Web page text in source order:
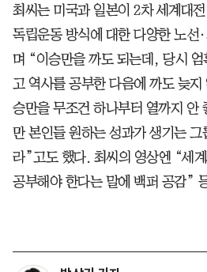
최씨는 미국과 일본이 2차 세계대
독립운동 방식에 대한 다양한 노선
며 “이승만을 까도 되는데, 당시
고 역사를 공부한 다음에 까도 늦
승만을 무조건 하나부터 열까지 안
만 본인들 원하는 성과가 생기는
라”고도 했다. 최씨의 영상엔 “세
공부해야 한다는 말에 백퍼 공감”